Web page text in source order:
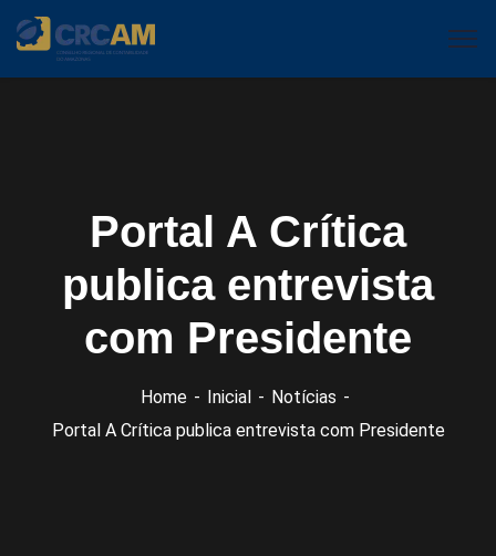
Portal A Crítica
publica entrevista
com Presidente
Home Inicial
Notícias
Portal A Crítica publica entrevista com Presidente